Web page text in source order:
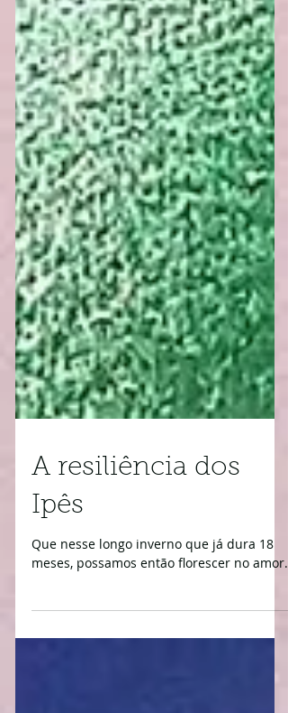
A resiliência dos
Ipês
Que nesse longo inverno que já dura 18